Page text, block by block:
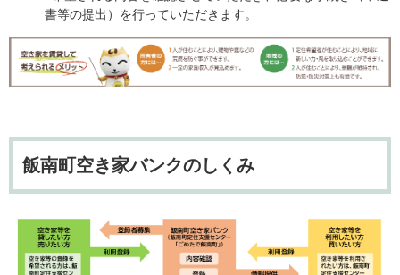
書等の提出）を行っていただきます。
飯南町空き家バンクのしくみ